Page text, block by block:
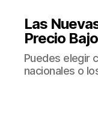
Las
Precio Bajo
Puedes elegir
nacionales o